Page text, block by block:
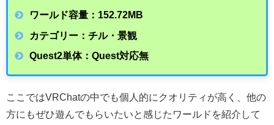
ワールド容量：152.72 MB
カテゴリー：チル・景観
Quest2単体：Quest対応無
ここではVRChatの中でも個人的にクオリティが高く、他の
方にもぜひ遊んでもらいたいと感じたワールドを紹介して